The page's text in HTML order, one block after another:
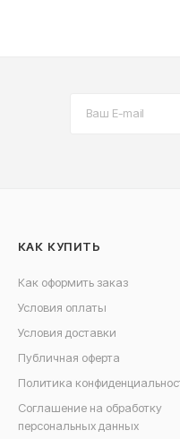
КАК КУПИТЬ
Как оформить заказ
Условия оплаты
Условия доставки
Публичная оферта
Политика
Соглашение на обработку
персональных данных